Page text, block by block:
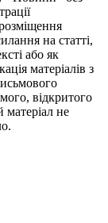
на статті,
або як
матеріалів з
відкритого
матеріал не